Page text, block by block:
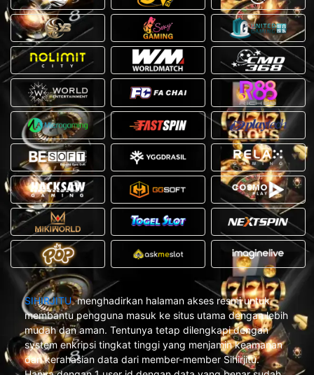
SIHIRJITUmenghadirkan halaman akses resmi untuk
membantu pengguna masuk ke situs utama dengan lebih
mudah dan aman. Tentunya tetap dilengkapi dengan
system enkripsi tingkat tinggi yang menjamin keamanan
dan kerahasian data dari member-member Sihirjitu.